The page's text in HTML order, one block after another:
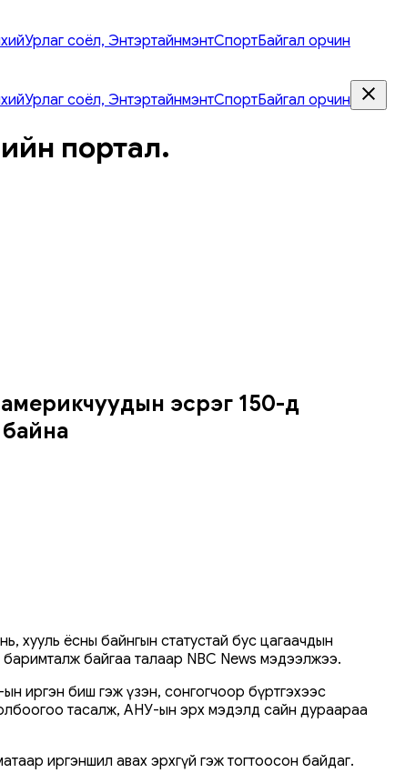
Урлаг соёл, ЭнтэртайнмэнтСпортБайгал орчин
Урлаг соёл, ЭнтэртайнмэнтСпортБайгал орчин
портал.
эсрэг 150-д
хууль ёсны байнгын статустай бус цагаачдын
байгаа талаар NBC News мэдээлжээ.
иргэн биш гэж үзэн, сонгогчоор бүртгэхээс
тасалж, АНУ-ын эрх мэдэлд сайн дураараа
иргэншил авах эрхгүй гэж тогтоосон байдаг.